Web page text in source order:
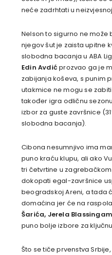
neće zadrhtati u
Nelson to sigurno ne može
njegov šut je zaista upitne
slobodna bacanja u ABA
Edin Avdićprozvao ga je
zabijanja koševa, s punim
utakmice ne mogu se
također igra odličnu
izbor za guste završnice
slobodna bacanja).
Cibona nesumnjivo ima
puno kraću klupu, ali ako
tri četvrtine u
dokopati egal-završnice
beogradskoj Areni, a tada
domaćina jer će na
Šarića, Jerela
puno bolje izbore za
Što se tiče prvenstva